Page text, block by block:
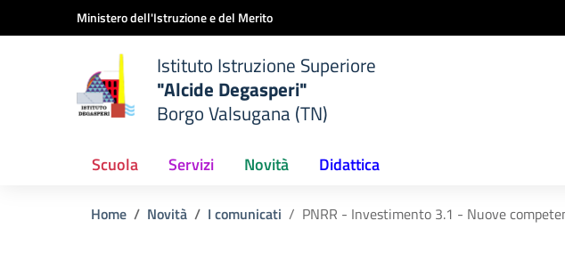
Vai ai contenuti
Vai al menu di navigazioneMinistero dell'Istruzione e del Merito
Istituto Istruzione Superiore
"Alcide Degasperi"
Borgo Valsugana (TN)
Scuola Servizi Novità Didattica
Home Novità I comunicati PNRR - Investimento 3.1 - Nuove